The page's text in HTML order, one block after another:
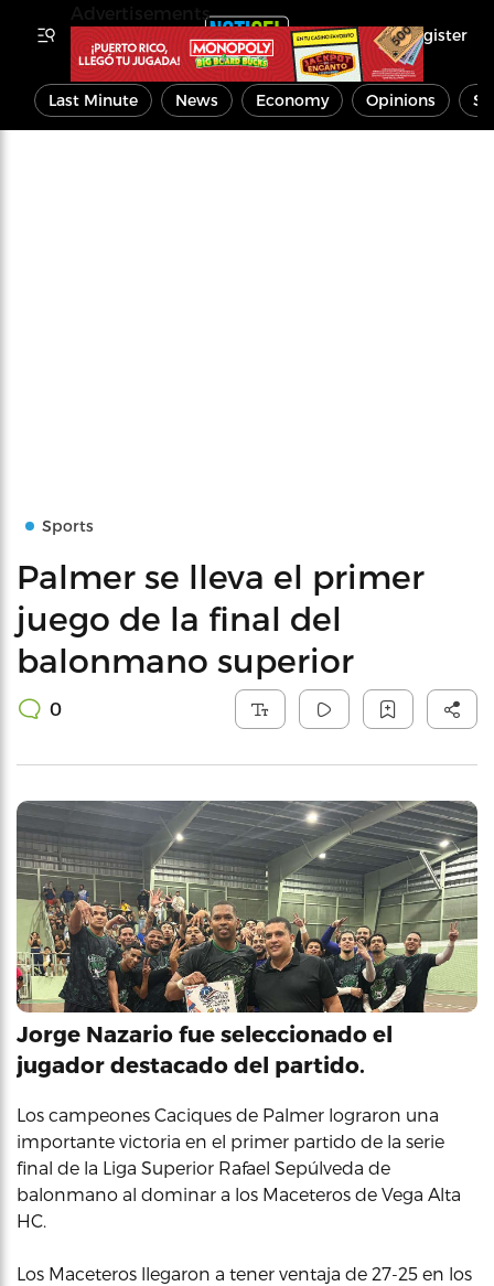
Register
Last Minute News Economy Opinions
Sports
Palmer se lleva el primer
juego de la final del
balonmano superior
0
Jorge Nazario fue seleccionado el
jugador destacado del partido.
Los campeones Caciques de Palmer lograron una
importante victoria en el primer partido de la serie
final de la Liga Superior Rafael Sepúlveda de
balonmano al dominar a los Maceteros de Vega Alta
HC.
Los Maceteros llegaron a tener ventaja de 27-25 en los
Advertisements